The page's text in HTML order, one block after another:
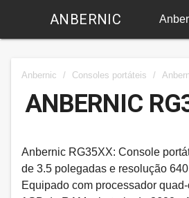
ANBERNIC
Anbernic / Consoles portáteis /
ANBERNIC
Anbernic RG35XX: Console
de 3.5 polegadas e resolução
Equipado com processador